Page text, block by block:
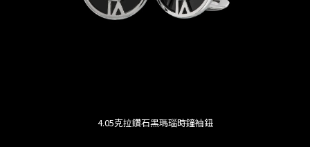
4.05克拉鑽石黑瑪瑙時鐘袖鈕